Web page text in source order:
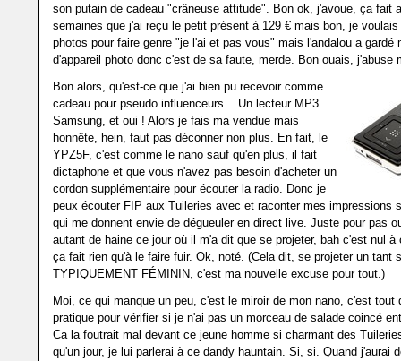
son putain de cadeau "crâneuse attitude". Bon ok, j'avoue, ça fait
semaines que j'ai reçu le petit présent à 129 € mais bon, je
photos pour faire genre "je l'ai et pas vous" mais l'andalou a gardé
d'appareil photo donc c'est de sa faute, merde. Bon ouais, j'abuse
Bon alors, qu'est-ce que j'ai bien pu recevoir comme
cadeau pour pseudo influenceurs... Un lecteur MP3
Samsung, et oui ! Alors je fais ma vendue mais
honnête, hein, faut pas déconner non plus. En fait, le
YPZ5F, c'est comme le nano sauf qu'en plus, il fait
dictaphone et que vous n'avez pas besoin d'acheter un
cordon supplémentaire pour écouter la radio. Donc je
peux écouter FIP aux Tuileries avec et raconter mes impressions
qui me donnent envie de dégueuler en direct live. Juste pour pas
autant de haine ce jour où il m'a dit que se projeter, bah c'est nul à
ça fait rien qu'à le faire fuir. Ok, noté. (Cela dit, se projeter un tant
TYPIQUEMENT FÉMININ, c'est ma nouvelle excuse pour tout.)
Moi, ce qui manque un peu, c'est le miroir de mon nano, c'est tout
pratique pour vérifier si je n'ai pas un morceau de salade coincé
Ca la foutrait mal devant ce jeune homme si charmant des
qu'un jour, je lui parlerai à ce dandy hauntain. Si, si. Quand j'aurai